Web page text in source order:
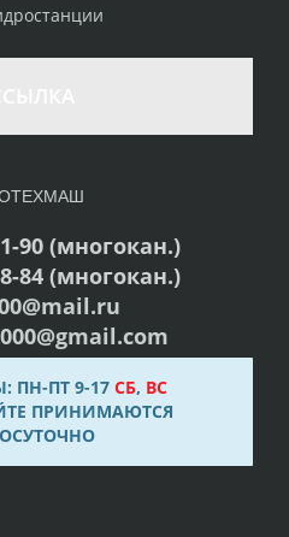
90 (многокан.)
84 (многокан.)
ПН-ПТ 9-17 СБ, ВС
ПРИНИМАЮТСЯ